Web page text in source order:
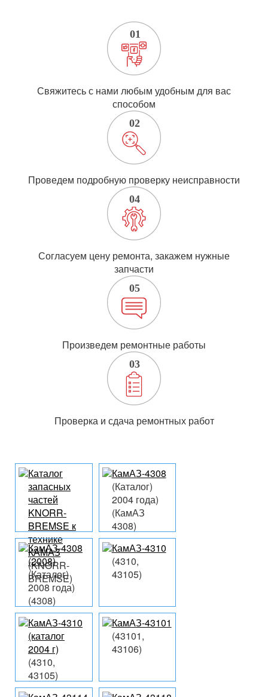
Свяжитесь с нами любым удобным для вас
способом
Проведем подробную проверку неисправности
Согласуем цену ремонта, закажем нужные
запчасти
Произведем ремонтные работы
Проверка и сдача ремонтных работ
Каталог
запасных
частей
KNORR-
BREMSE к
технике
КАМАЗ
(KNORR-
BREMSE)
КамАЗ-4308
(Каталог)
2004 года)
(КамАЗ
4308)
КамАЗ-4308
(2008)
(Каталог)
2008 года)
(4308)
КамАЗ-4310
(4310,
43105)
КамАЗ-4310
(каталог
2004 г)
(4310,
43105)
КамАЗ-43101
(43101,
43106)